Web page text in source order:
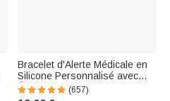
Bracelet d'Alerte Médicale en
Silicone Personnalisé avec
Étiquette d'Identification en
Acier Inoxydable Bracelet
(657)